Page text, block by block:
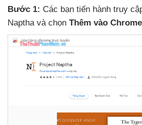
Bước 1: Các bạn tiến hành truy
Naptha và chọn Thêm vào Chrome